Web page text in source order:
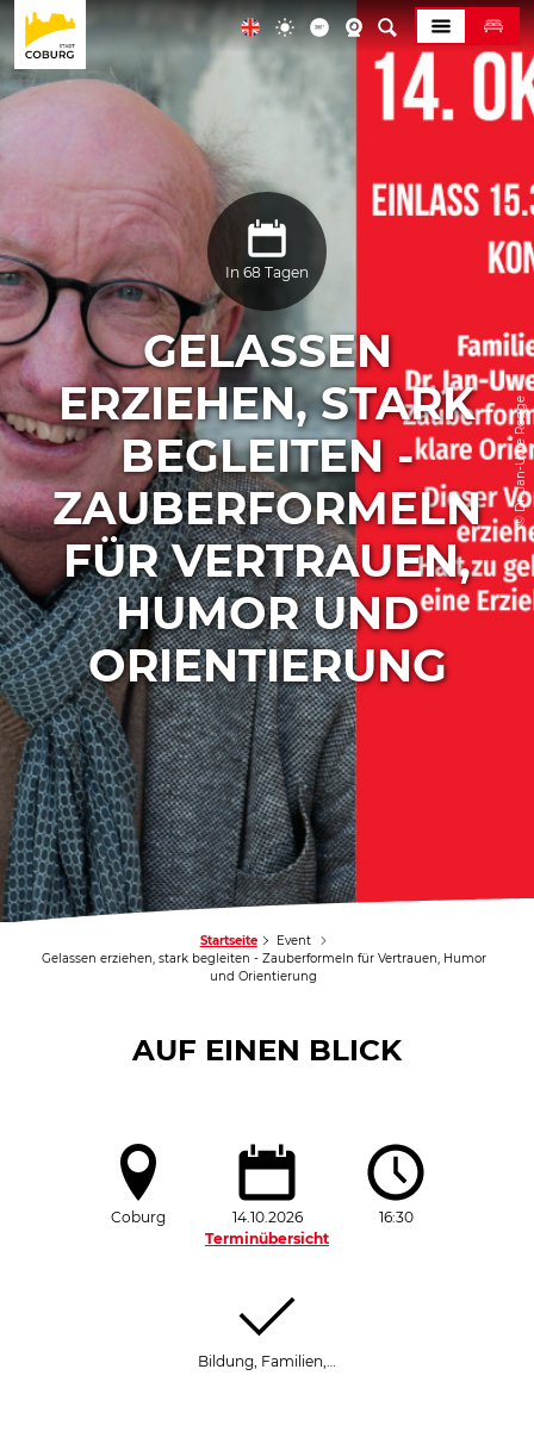
© Dr. Jan-Uwe Rogge
In 68 Tagen
GELASSEN
ERZIEHEN, STARK
BEGLEITEN -
ZAUBERFORMELN
FÜR VERTRAUEN,
HUMOR UND
ORIENTIERUNG
Startseite
Event
Gelassen erziehen, stark begleiten - Zauberformeln für Vertrauen, Humor
und Orientierung
AUF EINEN BLICK
Coburg
14.10.2026
Terminübersicht
16:30
Bildung, Familien,…